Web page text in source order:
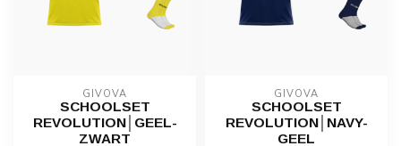
GIVOVA
SCHOOLSET
REVOLUTION│GEEL-
ZWART
GIVOVA
SCHOOLSET
REVOLUTION│NAVY-
GEEL